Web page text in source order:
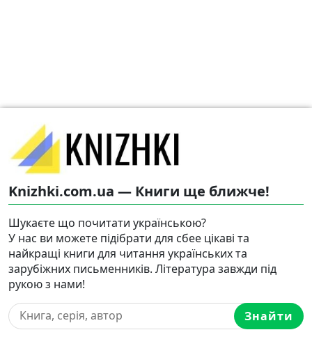
Knizhki.com.ua — Книги ще ближче!
Шукаєте що почитати українською?
У нас ви можете підібрати для сбее цікаві та
найкращі книги для читання українських та
зарубіжних письменників. Література завжди під
рукою з нами!
Знайти